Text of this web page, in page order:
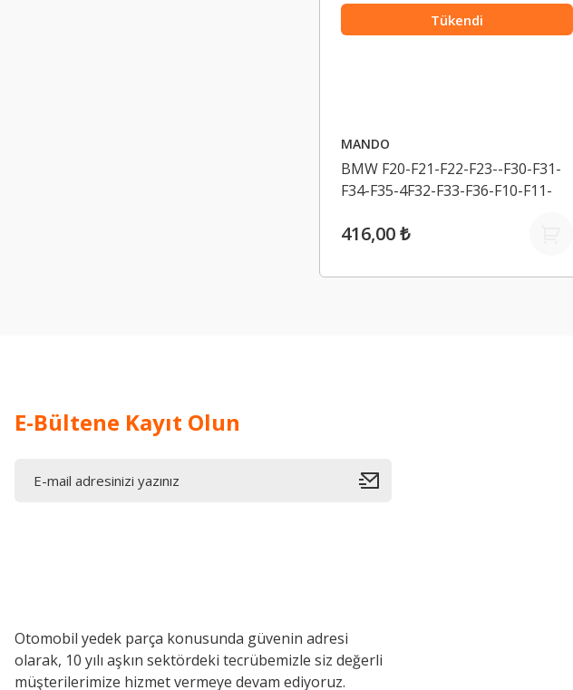
Tükendi
MANDO
BMW F20-F21-F22-F23--F30-F31-
F34-F35-4F32-F33-F36-F10-F11-
11427640862
416,00 ₺
E-Bültene Kayıt Olun
Otomobil yedek parça konusunda güvenin adresi
olarak, 10 yılı aşkın sektördeki tecrübemizle siz değerli
müşterilerimize hizmet vermeye devam ediyoruz.